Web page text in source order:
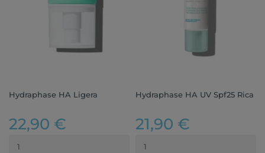
Hydraphase HA Ligera
22,90 €
Hydraphase HA UV Spf25 Rica
21,90 €